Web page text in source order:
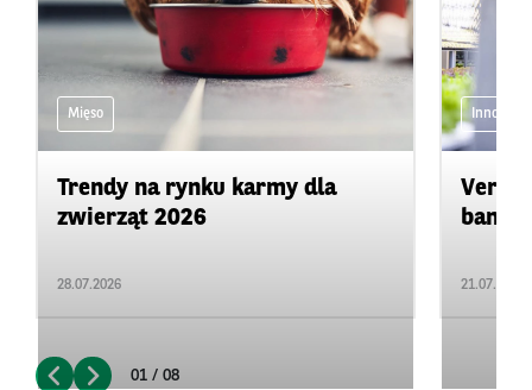
Mięso
Trendy na rynku karmy dla
zwierząt 2026
28.07.2026 21.07.2026
01 / 08